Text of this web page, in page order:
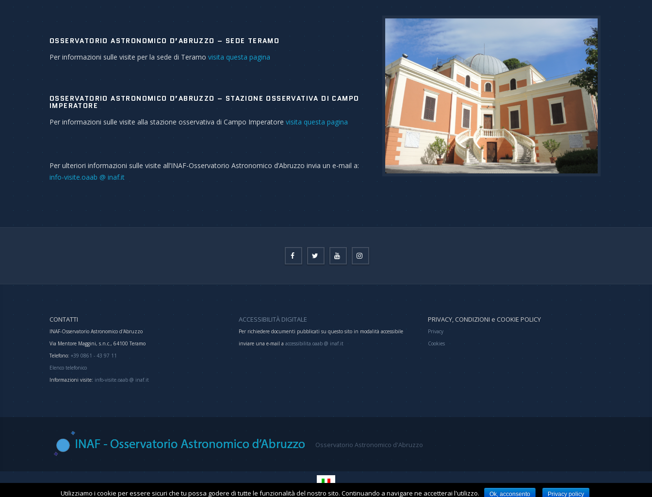
OSSERVATORIO ASTRONOMICO D’ABRUZZO – SEDE TERAMO
Per informazioni sulle visite per la sede di Teramo visita questa pagina
OSSERVATORIO ASTRONOMICO D’ABRUZZO – STAZIONE OSSERVATIVA DI CAMPO
IMPERATORE
Per informazioni sulle visite alla stazione osservativa di Campo Imperatore visita questa pagina
Per ulteriori informazioni sulle visite all’INAF-Osservatorio Astronomico d’Abruzzo invia un e-mail a:
info-visite.oaab @ inaf.it
CONTATTI
INAF-Osservatorio Astronomico d'Abruzzo
Via Mentore Maggini, s.n.c., 64100 Teramo
Telefono: +39 0861 - 43 97 11
Elenco telefonico
Informazioni visite: info-visite.oaab @ inaf.it
ACCESSIBILITÀ DIGITALE
Per richiedere documenti pubblicati su questo sito in modalità accessibile
inviare una e-mail a accessibilita.oaab @ inaf.it
PRIVACY, CONDIZIONI e COOKIE POLICY
Privacy
Cookies
Osservatorio Astronomico d'Abruzzo
Utilizziamo i cookie per essere sicuri che tu possa godere di tutte le funzionalità del nostro sito. Continuando a navigare ne accetterai l'utilizzo. Ok, acconsento Privacy policy